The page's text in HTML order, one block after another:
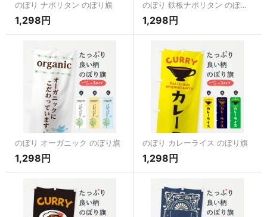
のぼり ナポリタン のぼり旗
1,298円
のぼり 鉄板ナポリタン のぼり旗
1,298円
のぼり オーガニック のぼり旗
1,298円
のぼり カレーライス のぼり旗
1,298円